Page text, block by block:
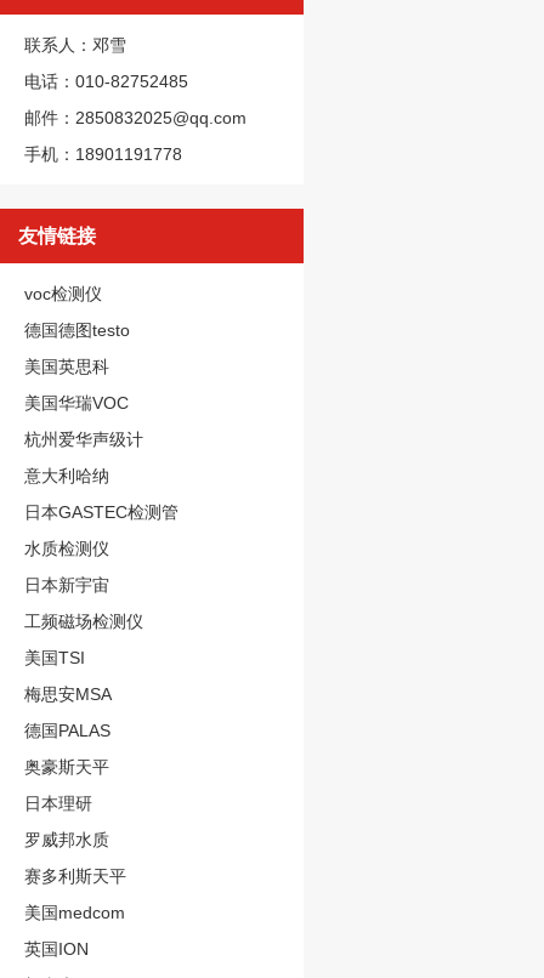
联系人：邓雪
电话：010-82752485
邮件：2850832025@qq.com
手机：18901191778
友情链接
voc检测仪
德国德图testo
美国英思科
美国华瑞VOC
杭州爱华声级计
意大利哈纳
日本GASTEC检测管
水质检测仪
日本新宇宙
工频磁场检测仪
美国TSI
梅思安MSA
德国PALAS
奥豪斯天平
日本理研
罗威邦水质
赛多利斯天平
美国medcom
英国ION